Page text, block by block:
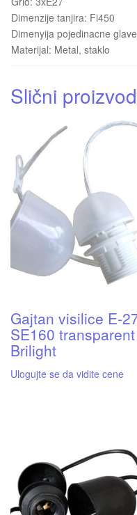
Dimenzije tanjira: Fi450
Dimenyija pojedinacne
Materijal: Metal, staklo
Slični
Gajtan visilice E-
SE160 transparent
Brilight
Ulogujte se da vidite cene